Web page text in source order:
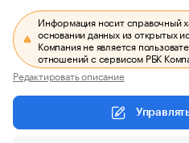
Информация носит справочный
основании данных из открытых
Компания не является
отношений с сервисом РБК
Редактировать описание